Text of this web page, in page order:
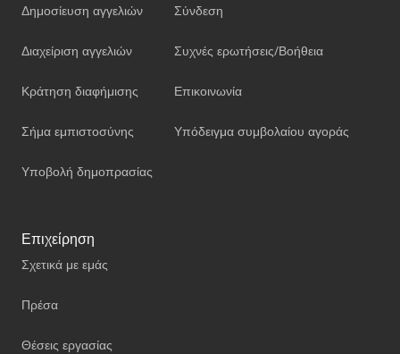
Δημοσίευση αγγελιών
Διαχείριση αγγελιών
Κράτηση διαφήμισης
Σήμα εμπιστοσύνης
Υποβολή δημοπρασίας
Σύνδεση
Συχνές ερωτήσεις/Βοήθεια
Επικοινωνία
Υπόδειγμα συμβολαίου αγοράς
Επιχείρηση
Σχετικά με εμάς
Πρέσα
Θέσεις εργασίας